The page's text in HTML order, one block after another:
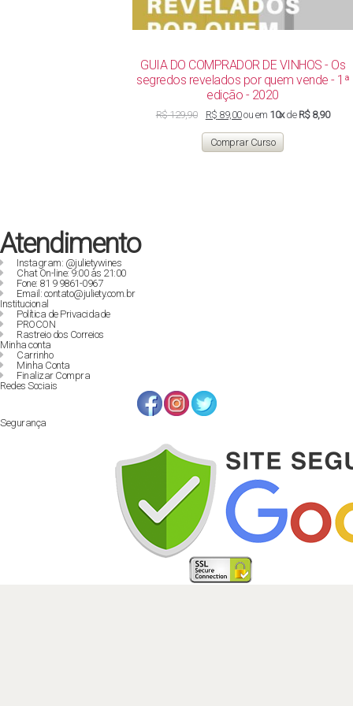
GUIA DO COMPRADOR DE VINHOS - Os
segredos revelados por quem vende - 1ª
edição - 2020
R$129,90
preço
original
era:
R$ 129,90.
R$ 89,00O
preço
atual
é:
R$ 89,00.
ou em 10xde R$ 8,90
Comprar Curso
Atendimento
Instagram: @julietywines
Chat On-line: 9:00 às 21:00
Fone: 81 9 9861-0967
Email: contato@juliety.com.br
Institucional
Política de Privacidade
PROCON
Rastreio dos Correios
Minha conta
Carrinho
Minha Conta
Finalizar Compra
Redes Sociais
Segurança